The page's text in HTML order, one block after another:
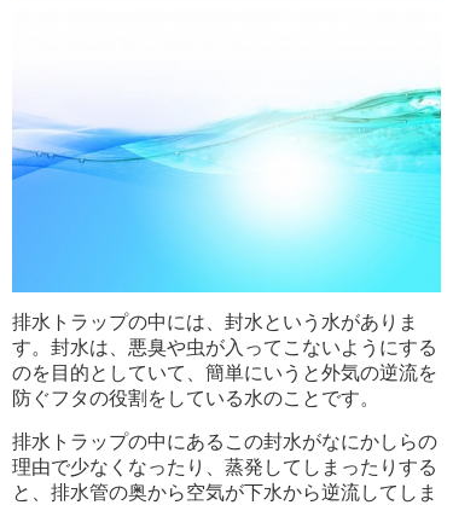
排水トラップの中には、封水という水がありま
す。封水は、悪臭や虫が入ってこないようにする
のを目的としていて、簡単にいうと外気の逆流を
防ぐフタの役割をしている水のことです。
排水トラップの中にあるこの封水がなにかしらの
理由で少なくなったり、蒸発してしまったりする
と、排水管の奥から空気が下水から逆流してしま